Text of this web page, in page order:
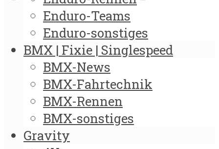
Enduro-Teams
Enduro-sonstiges
BMX | Fixie | Singlespeed
BMX-News
BMX-Fahrtechnik
BMX-Rennen
BMX-sonstiges
Gravity